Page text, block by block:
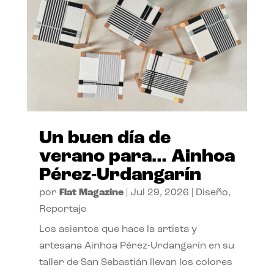
Un buen día de
verano para… Ainhoa
Pérez-Urdangarín
por Flat Magazine| Jul 29, 2026 Diseño,
Reportaje
Los asientos que hace la artista y
artesana Ainhoa Pérez-Urdangarín en su
taller de San Sebastián llevan los colores